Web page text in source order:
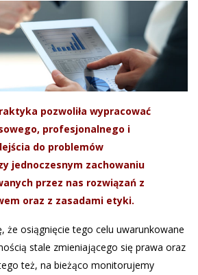
pozwoliła wypracować
profesjonalnego i
do problemów
jednoczesnym zachowaniu
przez nas rozwiązań z
oraz z zasadami etyki.
że osiągnięcie tego celu uwarunkowane
stale zmieniającego się prawa oraz
też, na bieżąco monitorujemy